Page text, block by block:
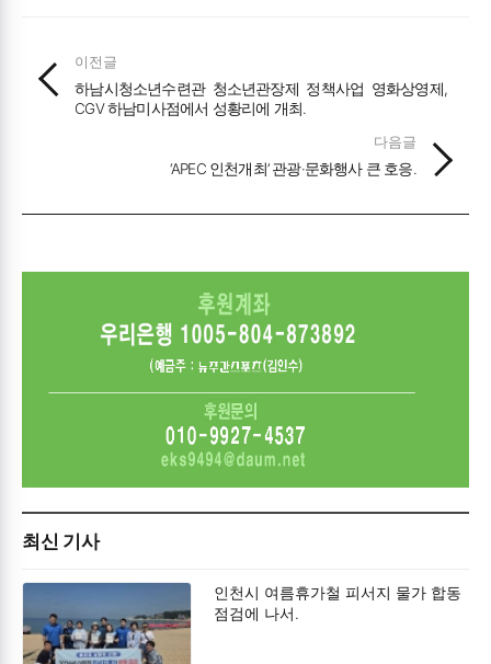
이전글
하남시청소년수련관 청소년관장제 정책사업 영화상영제,
CGV 하남미사점에서 성황리에 개최.
다음글
‘APEC 인천개최’ 관광·문화행사 큰 호응.
최신 기사
인천시 여름휴가철 피서지 물가 합동
점검에 나서.